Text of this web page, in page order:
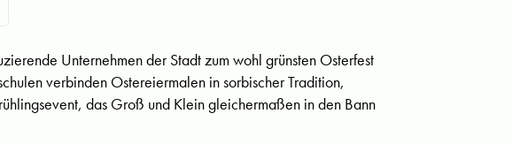
Unternehmen der Stadt zum wohl grünsten Osterfest
verbinden Ostereiermalen in sorbischer Tradition,
das Groß und Klein gleichermaßen in den Bann